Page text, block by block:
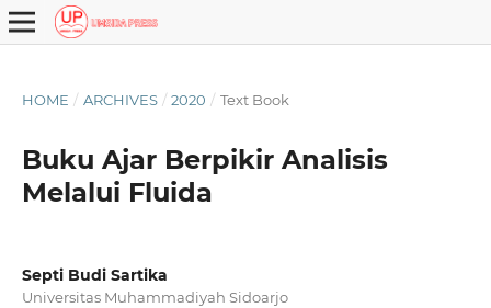
HOME / ARCHIVES / 2020 / Text Book
Buku Ajar Berpikir Analisis
Melalui Fluida
Septi Budi Sartika
Universitas Muhammadiyah Sidoarjo